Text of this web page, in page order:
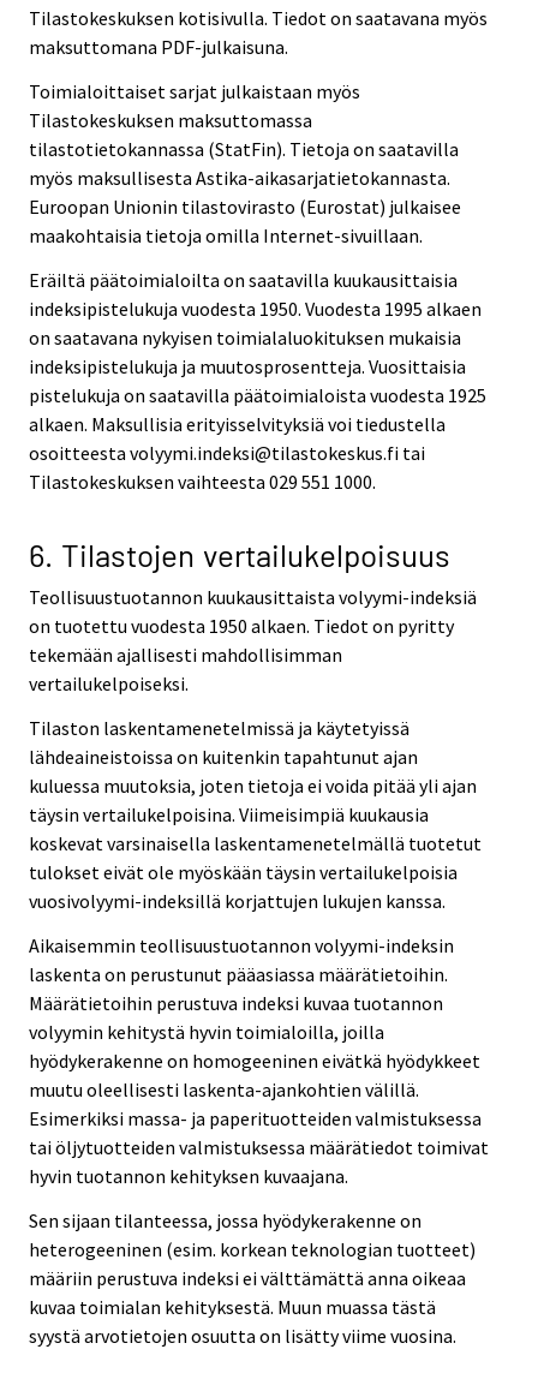
Tilastokeskuksen kotisivulla. Tiedot on saatavana myös
maksuttomana PDF-julkaisuna.
Toimialoittaiset sarjat julkaistaan myös
Tilastokeskuksen maksuttomassa
tilastotietokannassa (StatFin). Tietoja on saatavilla
myös maksullisesta Astika-aikasarjatietokannasta.
Euroopan Unionin tilastovirasto (Eurostat) julkaisee
maakohtaisia tietoja omilla Internet-sivuillaan.
Eräiltä päätoimialoilta on saatavilla kuukausittaisia
indeksipistelukuja vuodesta 1950. Vuodesta 1995 alkaen
on saatavana nykyisen toimialaluokituksen mukaisia
indeksipistelukuja ja muutosprosentteja. Vuosittaisia
pistelukuja on saatavilla päätoimialoista vuodesta 1925
alkaen. Maksullisia erityisselvityksiä voi tiedustella
osoitteesta volyymi.indeksi@tilastokeskus.fi tai
Tilastokeskuksen vaihteesta 029 551 1000.
6. Tilastojen vertailukelpoisuus
Teollisuustuotannon kuukausittaista volyymi-indeksiä
on tuotettu vuodesta 1950 alkaen. Tiedot on pyritty
tekemään ajallisesti mahdollisimman
vertailukelpoiseksi.
Tilaston laskentamenetelmissä ja käytetyissä
lähdeaineistoissa on kuitenkin tapahtunut ajan
kuluessa muutoksia, joten tietoja ei voida pitää yli ajan
täysin vertailukelpoisina. Viimeisimpiä kuukausia
koskevat varsinaisella laskentamenetelmällä tuotetut
tulokset eivät ole myöskään täysin vertailukelpoisia
vuosivolyymi-indeksillä korjattujen lukujen kanssa.
Aikaisemmin teollisuustuotannon volyymi-indeksin
laskenta on perustunut pääasiassa määrätietoihin.
Määrätietoihin perustuva indeksi kuvaa tuotannon
volyymin kehitystä hyvin toimialoilla, joilla
hyödykerakenne on homogeeninen eivätkä hyödykkeet
muutu oleellisesti laskenta-ajankohtien välillä.
Esimerkiksi massa- ja paperituotteiden valmistuksessa
tai öljytuotteiden valmistuksessa määrätiedot toimivat
hyvin tuotannon kehityksen kuvaajana.
Sen sijaan tilanteessa, jossa hyödykerakenne on
heterogeeninen (esim. korkean teknologian tuotteet)
määriin perustuva indeksi ei välttämättä anna oikeaa
kuvaa toimialan kehityksestä. Muun muassa tästä
syystä arvotietojen osuutta on lisätty viime vuosina.